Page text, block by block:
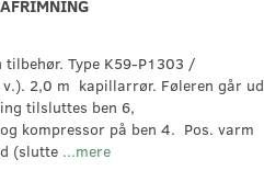
tilbehør. Type K59-P1303 /
2,0 m kapillarrør. Føleren går ud
tilsluttes ben 6,
kompressor på ben 4. Pos. varm
(slutte ...mere